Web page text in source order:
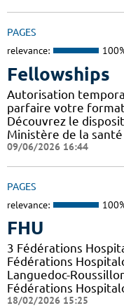
PAGES
relevance:
Fellowships
Autorisation
parfaire votre
Découvrez le
Ministère de la
09/06/2026 16:44
PAGES
relevance:
FHU
3 Fédérations
Fédérations
Languedoc-
Fédérations
18/02/2026 15:25